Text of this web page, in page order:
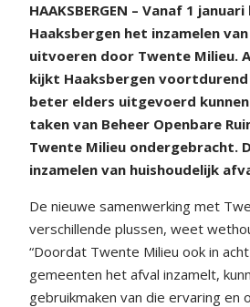
HAAKSBERGEN – Vanaf 1
Haaksbergen het inzamelen
uitvoeren door Twente Milieu.
kijkt Haaksbergen
beter elders uitgevoerd
taken van Beheer Openbare
Twente Milieu ondergebracht.
inzamelen van huishoudelijk
De nieuwe samenwerking met
verschillende plussen, weet
“Doordat Twente Milieu ook in
gemeenten het afval inzamelt,
gebruikmaken van die ervaring en